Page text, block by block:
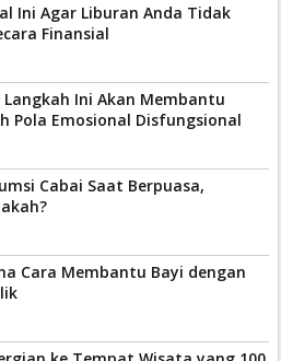
Ini Agar Liburan Anda Tidak
Finansial
Langkah Ini Akan Membantu
Pola Emosional Disfungsional
Cabai Saat Berpuasa,
Cara Membantu Bayi dengan